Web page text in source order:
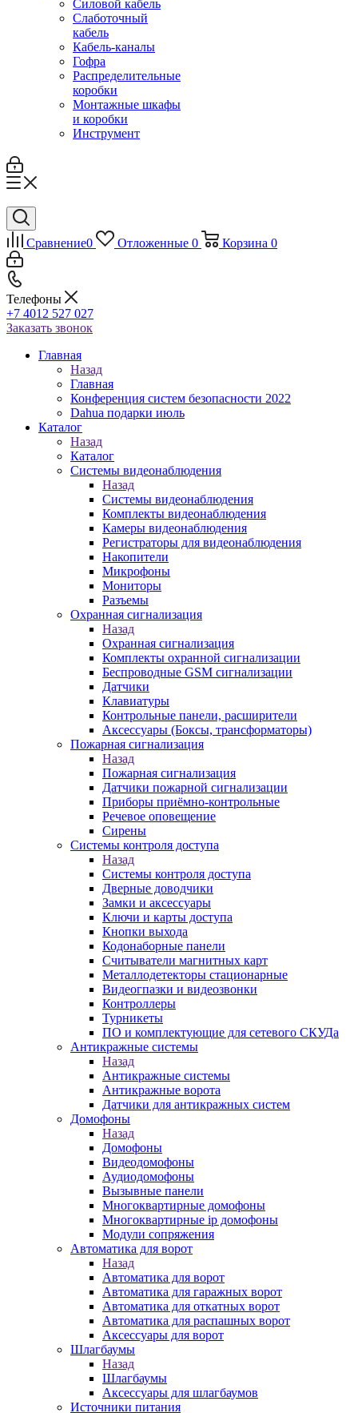
Силовой кабель
Слаботочный
кабель
Кабель-каналы
Гофра
Распределительные
коробки
Монтажные шкафы
и коробки
Инструмент
Сравнение0 Отложенные 0 Корзина 0
Телефоны
+7 4012 527 027
Заказать звонок
Главная
Назад
Главная
Конференция систем безопасности 2022
Dahua подарки июль
Каталог
Назад
Каталог
Системы видеонаблюдения
Назад
Системы видеонаблюдения
Комплекты видеонаблюдения
Камеры видеонаблюдения
Регистраторы для видеонаблюдения
Накопители
Микрофоны
Мониторы
Разъемы
Охранная сигнализация
Назад
Охранная сигнализация
Комплекты охранной сигнализации
Беспроводные GSM сигнализации
Датчики
Клавиатуры
Контрольные панели, расширители
Аксессуары (Боксы, трансформаторы)
Пожарная сигнализация
Назад
Пожарная сигнализация
Датчики пожарной сигнализации
Приборы приёмно-контрольные
Речевое оповещение
Сирены
Системы контроля доступа
Назад
Системы контроля доступа
Дверные доводчики
Замки и аксессуары
Ключи и карты доступа
Кнопки выхода
Кодонаборные панели
Считыватели магнитных карт
Металлодетекторы стационарные
Видеогпазки и видеозвонки
Контроллеры
Турникеты
ПО и комплектующие для сетевого СКУДа
Антикражные системы
Назад
Антикражные системы
Антикражные ворота
Датчики для антикражных систем
Домофоны
Назад
Домофоны
Видеодомофоны
Аудиодомофоны
Вызывные панели
Многоквартирные домофоны
Многоквартирные ip домофоны
Модули сопряжения
Автоматика для ворот
Назад
Автоматика для ворот
Автоматика для гаражных ворот
Автоматика для откатных ворот
Автоматика для распашных ворот
Аксессуары для ворот
Шлагбаумы
Назад
Шлагбаумы
Аксессуары для шлагбаумов
Источники питания